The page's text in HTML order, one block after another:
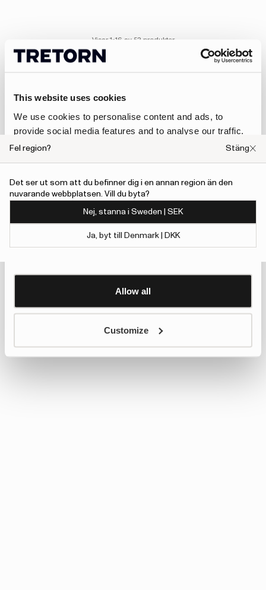
This website uses cookies
We use cookies to personalise content and ads, to
provide social media features and to analyse our traffic.
We also share information about your use of our site with
provided to them or that they’ve collected from your use
of their services.
To give users more control over their data and ad
Learn more about Google’s Personalisation and
Allow all
Customize
Visar 1-16 av 52 produkter
Fel region? Stäng
Det ser ut som att du befinner dig i en annan region än den
nuvarande webbplatsen. Vill du byta?
Nej, stanna i Sweden | SEK
Ja, byt till Denmark | DKK